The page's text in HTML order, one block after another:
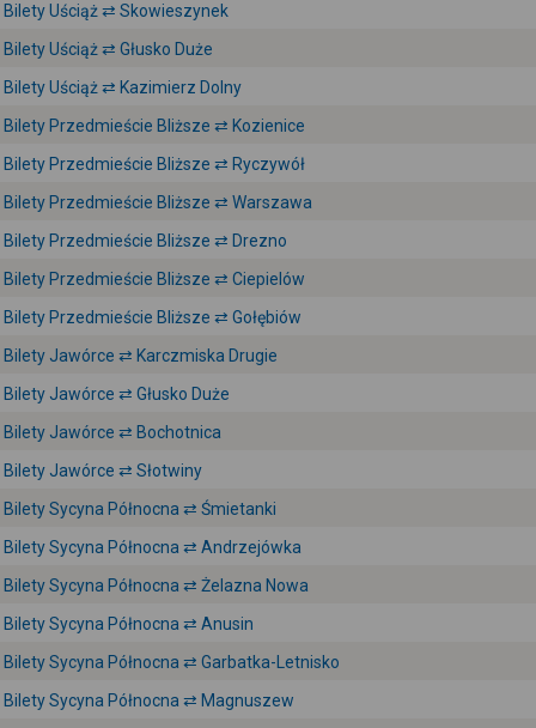
Bilety Uściąż ⇄ Skowieszynek
Bilety Uściąż ⇄ Głusko Duże
Bilety Uściąż ⇄ Kazimierz Dolny
Bilety Przedmieście Bliższe ⇄ Kozienice
Bilety Przedmieście Bliższe ⇄ Ryczywół
Bilety Przedmieście Bliższe ⇄ Warszawa
Bilety Przedmieście Bliższe ⇄ Drezno
Bilety Przedmieście Bliższe ⇄ Ciepielów
Bilety Przedmieście Bliższe ⇄ Gołębiów
Bilety Jawórce ⇄ Karczmiska Drugie
Bilety Jawórce ⇄ Głusko Duże
Bilety Jawórce ⇄ Bochotnica
Bilety Jawórce ⇄ Słotwiny
Bilety Sycyna Północna ⇄ Śmietanki
Bilety Sycyna Północna ⇄ Andrzejówka
Bilety Sycyna Północna ⇄ Żelazna Nowa
Bilety Sycyna Północna ⇄ Anusin
Bilety Sycyna Północna ⇄ Garbatka-Letnisko
Bilety Sycyna Północna ⇄ Magnuszew